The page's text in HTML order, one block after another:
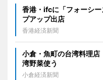
香港・ifcに「フォーシ
プアップ出店
香港経済新聞
小倉・魚町の台湾料理
湾野菜使う
小倉経済新聞